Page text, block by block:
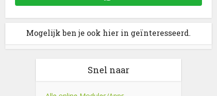
Mogelijk ben je ook hier in geïnteresseerd.
Snel naar